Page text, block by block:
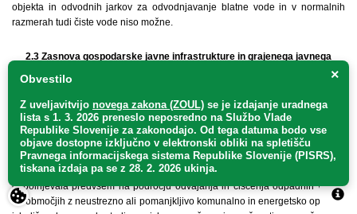
objekta in odvodnih jarkov za odvodnjavanje blatne vode in v normalnih
razmerah tudi čiste vode niso možne.
2.3 Zasnova gospodarske javne infrastrukture in grajenega javnega
(razvoj gospodarske javne infrastrukture)
(1) Infrastrukturna omrežja lokalnega pomena se bodo še nadalje
razvijala v skladu s prostorskimi potrebami in potrebami gospodarskega
razvoja. Obstoječa dobra infrastrukturna opremljenost se bo v bodoče
dopolnjevala predvsem na področju odvajanja in čiščenja odpadnih vod in
na območjih z neustrezno ali pomanjkljivo komunalno in energetsko opremo,
×
Obvestilo
Z uveljavitvijo novega zakona (ZOUL) se je izdajanje uradnega
lista s 1. 3. 2026 preneslo neposredno na Službo Vlade
Republike Slovenije za zakonodajo. Od tega datuma bodo vse
objave dostopne izključno v elektronski obliki na spletišču
Pravnega informacijskega sistema Republike Slovenije (PISRS),
tiskana izdaja pa se z 28. 2. 2026 ukinja.